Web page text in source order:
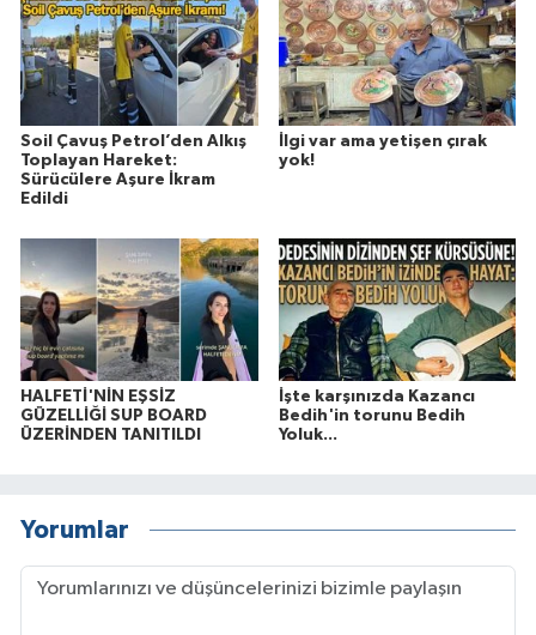
Soil Çavuş Petrol’den Alkış
Toplayan Hareket:
Sürücülere Aşure İkram
Edildi
İlgi var ama yetişen çırak
yok!
HALFETİ'NİN EŞSİZ
GÜZELLİĞİ SUP BOARD
ÜZERİNDEN TANITILDI
İşte karşınızda Kazancı
Bedih'in torunu Bedih
Yoluk...
Yorumlar